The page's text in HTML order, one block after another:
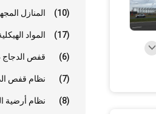
المنازل (10)
المواد (17)
قفص الدجاج (6)
نظام قفص (7)
نظام أرضية (8)